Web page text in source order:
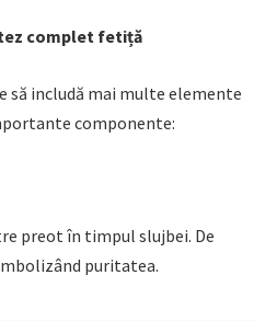
complet fetiță
să includă mai multe elemente
componente:
preot în timpul slujbei. De
puritatea.